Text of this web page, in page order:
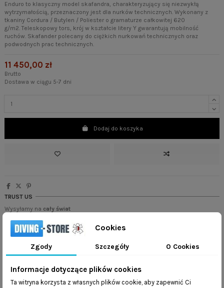
Enduro to klasyczny model skafandra, charakteryzujący się niezwykłą
wytrzymałością, przeznaczony jest dla nurków technicznych. Wykonany z
tkaniny Cordura / Butylen / Poliester o gramaturze całkowitej 620
g/m2. Teleskopowy tors, krój w kształcie litery Y gwarantują mobilność
ruchów. Skafander polecany do ciężkich nurkowań technicznych oraz
podwodnych prac technicznych.
11 450,00 zł
Brutto
Dostawa w ciągu 5-7 dni
Dodaj do koszyka
TRUST US
Wysyłamy na cały świat
Wysyłka w ciągu
48 godzin
Mamyprogram lojalnościowy
bezpieczeństwo przesyłek
Cookies
Zgody Szczegóły O Cookies
Informacje dotyczące plików cookies
Ta witryna korzysta z własnych plików cookie, aby zapewnić Ci